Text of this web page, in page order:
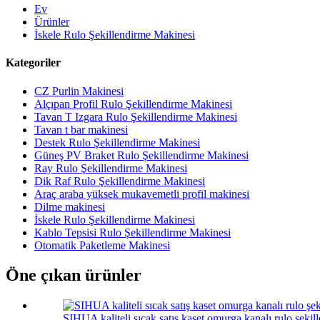
Ev
Ürünler
İskele Rulo Şekillendirme Makinesi
Kategoriler
CZ Purlin Makinesi
Alçıpan Profil Rulo Şekillendirme Makinesi
Tavan T Izgara Rulo Şekillendirme Makinesi
Tavan t bar makinesi
Destek Rulo Şekillendirme Makinesi
Güneş PV Braket Rulo Şekillendirme Makinesi
Ray Rulo Şekillendirme Makinesi
Dik Raf Rulo Şekillendirme Makinesi
Araç araba yüksek mukavemetli profil makinesi
Dilme makinesi
İskele Rulo Şekillendirme Makinesi
Kablo Tepsisi Rulo Şekillendirme Makinesi
Otomatik Paketleme Makinesi
Öne çıkan ürünler